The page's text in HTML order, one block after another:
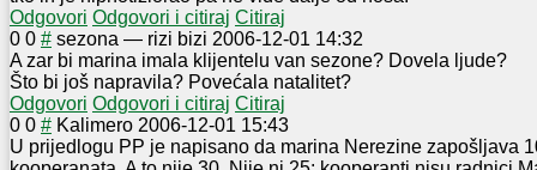
Odgovori Odgovori i citiraj Citiraj
0 0 # sezona — rizi bizi 2006-12-01 14:32
A zar bi marina imala klijentelu van sezone? Dovela ljude?
Što bi još napravila? Povećala natalitet?
Odgovori Odgovori i citiraj Citiraj
0 0 # Kalimero 2006-12-01 15:43
U prijedlogu PP je napisano da marina Nerezine zapošljava